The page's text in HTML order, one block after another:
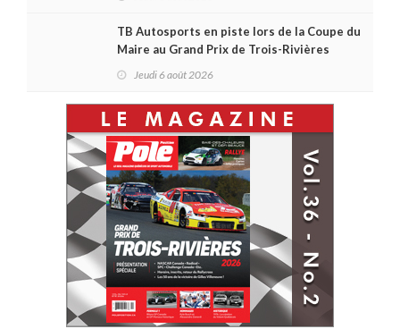
TB Autosports en piste lors de la Coupe du
Maire au Grand Prix de Trois-Rivières
Jeudi 6 août 2026